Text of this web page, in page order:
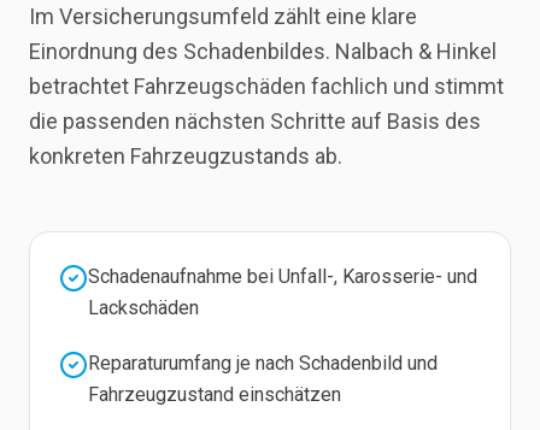
Im Versicherungsumfeld zählt eine klare
Einordnung des Schadenbildes. Nalbach & Hinkel
betrachtet Fahrzeugschäden fachlich und stimmt
die passenden nächsten Schritte auf Basis des
konkreten Fahrzeugzustands ab.
Schadenaufnahme bei Unfall-, Karosserie- und
Lackschäden
Reparaturumfang je nach Schadenbild und
Fahrzeugzustand einschätzen